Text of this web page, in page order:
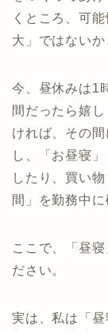
くところ、可
大」ではないか
今、昼休みは1
間だったら嬉
ければ、その
し、「お昼寝
したり、買い
間」を勤務中
ここで、「昼
ださい。
実は、私は「